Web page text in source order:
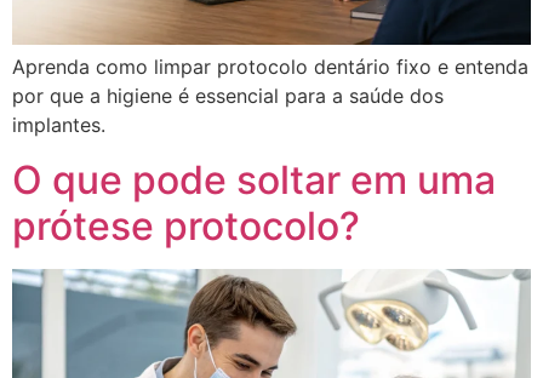
Aprenda como limpar protocolo dentário fixo e entenda
por que a higiene é essencial para a saúde dos
implantes.
O que pode soltar em uma
prótese protocolo?